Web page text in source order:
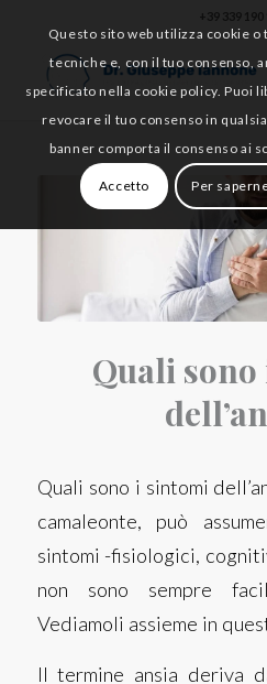
+39 339 190
Quali
Quali sono i sintomi
camaleonte, può
sintomi -fisiologici,
non sono sempre
Vediamoli assieme in
Il termine ansia deriva
Questo sito web utilizza cookie
tecniche e, con il tuo consenso,
specificato nella cookie policy. Puoi
revocare il tuo consenso in
banner comporta il consenso ai
Accetto Per